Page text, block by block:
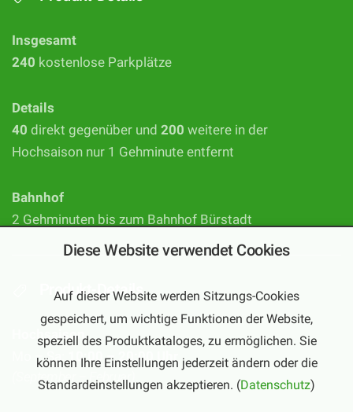
Insgesamt
240 kostenlose Parkplätze
Details
40 direkt gegenüber und 200 weitere in der
Hochsaison nur 1 Gehminute entfernt
Bahnhof
2 Gehminuten bis zum Bahnhof Bürstadt
Produkt-Details
Hochsaison
Mo – Sa:10:00 – 20:00 Uhr
(September – Februar)
Diese Website verwendet Cookies
Auf dieser Website werden Sitzungs-Cookies
gespeichert, um wichtige Funktionen der Website,
speziell des Produktkataloges, zu ermöglichen. Sie
können Ihre Einstellungen jederzeit ändern oder die
Standardeinstellungen akzeptieren. (Datenschutz)